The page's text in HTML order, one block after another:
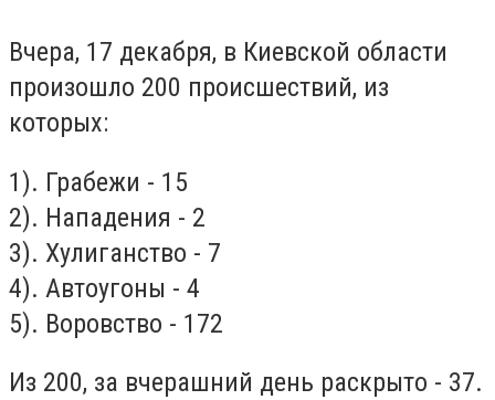
Вчера, 17 декабря, в Киевской области
произошло 200 происшествий, из
которых:
1). Грабежи - 15
2). Нападения - 2
3). Хулиганство - 7
4). Автоугоны - 4
5). Воровство - 172
Из 200, за вчерашний день раскрыто - 37.